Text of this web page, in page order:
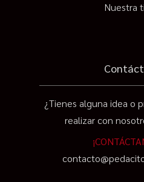
Nuestra
¿Tienes alguna idea o
realizar con